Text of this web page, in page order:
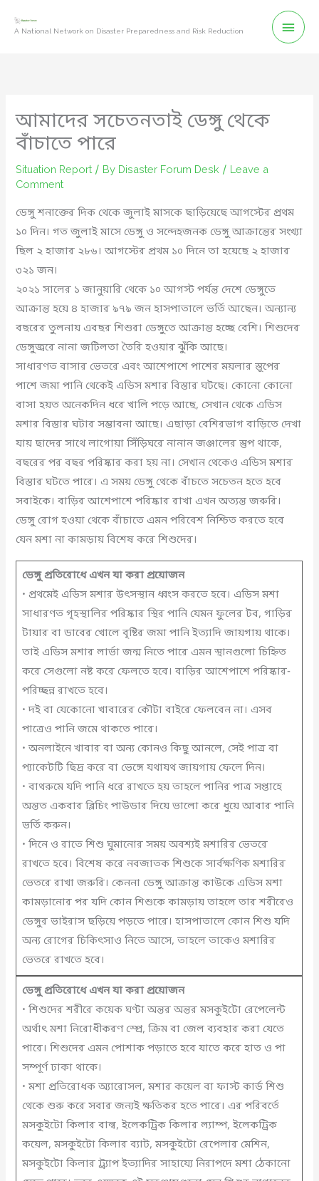
A National Network on Disaster Preparedness and Risk Reduction
আমাদের সচেতনতাই ডেঙ্গু থেকে
বাঁচাতে পারে
Situation Report/ By Disaster Forum Desk / Leave a
Comment
ডেঙ্গু শনাক্তের দিক থেকে জুলাই মাসকে ছাড়িয়েছে আগস্টের প্রথম
১০ দিন। গত জুলাই মাসে ডেঙ্গু ও সন্দেহজনক ডেঙ্গু আক্রান্তের সংখ্যা
ছিল ২ হাজার ২৮৬। আগস্টের প্রথম ১০ দিনে তা হয়েছে ২ হাজার
৩২১ জন।
২০২১ সালের ১ জানুয়ারি থেকে ১০ আগস্ট পর্যন্ত দেশে ডেঙ্গুতে
আক্রান্ত হয়ে ৪ হাজার ৯৭৯ জন হাসপাতালে ভর্তি আছেন। অন্যান্য
বছরের তুলনায় এবছর শিশুরা ডেঙ্গুতে আক্রান্ত হচ্ছে বেশি। শিশুদের
ডেঙ্গুজ্বরে নানা জটিলতা তৈরি হওয়ার ঝুঁকি আছে।
সাধারণত বাসার ভেতরে এবং আশেপাশে পাশের ময়লার স্তূপের
পাশে জমা পানি থেকেই এডিস মশার বিস্তার ঘটছে। কোনো কোনো
বাসা হয়ত অনেকদিন ধরে খালি পড়ে আছে, সেখান থেকে এডিস
মশার বিস্তার ঘটার সম্ভাবনা আছে। এছাড়া বেশিরভাগ বাড়িতে দেখা
যায় ছাদের সাথে লাগোয়া সিঁড়িঘরে নানান জঞ্জালের স্তুপ থাকে,
বছরের পর বছর পরিষ্কার করা হয় না। সেখান থেকেও এডিস মশার
বিস্তার ঘটতে পারে। এ সময় ডেঙ্গু থেকে বাঁচতে সচেতন হতে হবে
সবাইকে। বাড়ির আশেপাশে পরিষ্কার রাখা এখন অত্যন্ত জরুরি।
ডেঙ্গু রোগ হওয়া থেকে বাঁচাতে এমন পরিবেশ নিশ্চিত করতে হবে
যেন মশা না কামড়ায় বিশেষ করে শিশুদের।
ডেঙ্গু প্রতিরোধে এখন যা করা প্রয়োজন
• প্রথমেই এডিস মশার উৎসস্থান ধ্বংস করতে হবে। এডিস মশা
সাধারণত গৃহস্থালির পরিষ্কার স্থির পানি যেমন ফুলের টব, গাড়ির
টায়ার বা ডাবের খোলে বৃষ্টির জমা পানি ইত্যাদি জায়গায় থাকে।
তাই এডিস মশার লার্ভা জন্ম নিতে পারে এমন স্থানগুলো চিহ্নিত
করে সেগুলো নষ্ট করে ফেলতে হবে। বাড়ির আশেপাশে পরিষ্কার-
পরিচ্ছন্ন রাখতে হবে।
• দই বা যেকোনো খাবারের কৌটা বাইরে ফেলবেন না। এসব
পাত্রেও পানি জমে থাকতে পারে।
• অনলাইনে খাবার বা অন্য কোনও কিছু আনলে, সেই পাত্র বা
প্যাকেটটি ছিদ্র করে বা ভেঙ্গে যথাযথ জায়গায় ফেলে দিন।
• বাথরুমে যদি পানি ধরে রাখতে হয় তাহলে পানির পাত্র সপ্তাহে
অন্তত একবার ব্লিচিং পাউডার দিয়ে ভালো করে ধুয়ে আবার পানি
ভর্তি করুন।
• দিনে ও রাতে শিশু ঘুমানোর সময় অবশ্যই মশারির ভেতরে
রাখতে হবে। বিশেষ করে নবজাতক শিশুকে সার্বক্ষণিক মশারির
ভেতরে রাখা জরুরি। কেননা ডেঙ্গু আক্রান্ত কাউকে এডিস মশা
কামড়ানোর পর যদি কোন শিশুকে কামড়ায় তাহলে তার শরীরেও
ডেঙ্গুর ভাইরাস ছড়িয়ে পড়তে পারে। হাসপাতালে কোন শিশু যদি
অন্য রোগের চিকিৎসাও নিতে আসে, তাহলে তাকেও মশারির
ভেতরে রাখতে হবে।
ডেঙ্গু প্রতিরোধে এখন যা করা প্রয়োজন
• শিশুদের শরীরে কয়েক ঘণ্টা অন্তর অন্তর মসকুইটো রেপেলেন্ট
অর্থাৎ মশা নিরোধীকরণ স্প্রে, ক্রিম বা জেল ব্যবহার করা যেতে
পারে। শিশুদের এমন পোশাক পড়াতে হবে যাতে করে হাত ও পা
সম্পূর্ণ ঢাকা থাকে।
• মশা প্রতিরোধক অ্যারোসল, মশার কয়েল বা ফাস্ট কার্ড শিশু
থেকে শুরু করে সবার জন্যই ক্ষতিকর হতে পারে। এর পরিবর্তে
মসকুইটো কিলার বাল্ব, ইলেকট্রিক কিলার ল্যাম্প, ইলেকট্রিক
কয়েল, মসকুইটো কিলার ব্যাট, মসকুইটো রেপেলার মেশিন,
মসকুইটো কিলার ট্র্যাপ ইত্যাদির সাহায্যে নিরাপদে মশা ঠেকানো